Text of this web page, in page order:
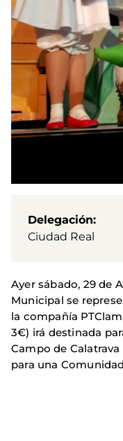
Delegación
Ciudad Real
Ayer sábado, 29 de
Municipal se
la compañía
3€) irá destinada
Campo de
para una